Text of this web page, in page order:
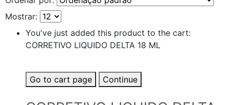
Mostrar:
You've just added this product to the cart:
CORRETIVO LIQUIDO DELTA 18 ML
Go to cart page Continue